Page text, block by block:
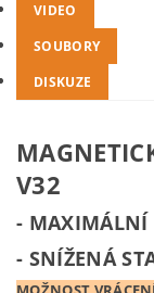
VIDEO
SOUBORY
DISKUZE
V32
- MAXIMÁLNÍ
- SNÍŽENÁ